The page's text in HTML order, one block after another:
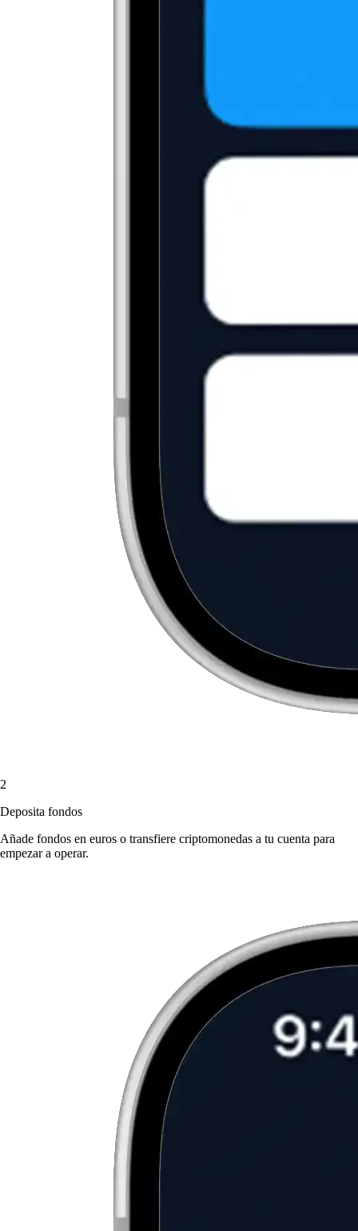
2
Deposita fondos
Añade fondos en euros o transfiere criptomonedas a tu cuenta para
empezar a operar.